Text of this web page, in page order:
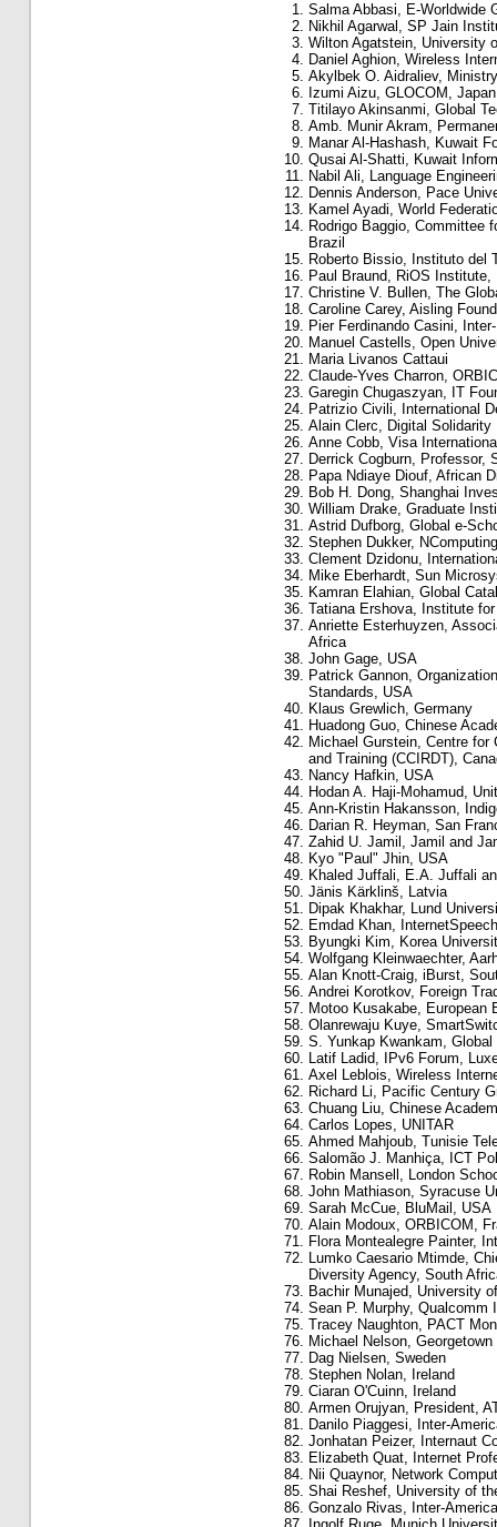
Salma Abbasi, E-Worldwide
Nikhil Agarwal, SP Jain
Wilton Agatstein, University
Daniel Aghion, Wireless
Akylbek O. Aidraliev,
Izumi Aizu, GLOCOM, Japan
Titilayo Akinsanmi, Global
Amb. Munir Akram,
Manar Al-Hashash, Kuwait
Qusai Al-Shatti, Kuwait
Nabil Ali, Language
Dennis Anderson, Pace
Kamel Ayadi, World
Rodrigo Baggio, Committee
Brazil
Roberto Bissio, Instituto del
Paul Braund, RiOS Institute,
Christine V. Bullen, The
Caroline Carey, Aisling
Pier Ferdinando Casini,
Manuel Castells, Open
Maria Livanos Cattaui
Claude-Yves Charron,
Garegin Chugaszyan, IT
Patrizio Civili, International
Alain Clerc, Digital Solidarity
Anne Cobb, Visa
Derrick Cogburn, Professor,
Papa Ndiaye Diouf, African
Bob H. Dong, Shanghai
William Drake, Graduate
Astrid Dufborg, Global e-
Stephen Dukker,
Clement Dzidonu,
Mike Eberhardt, Sun
Kamran Elahian, Global
Tatiana Ershova, Institute
Anriette Esterhuyzen,
Africa
John Gage, USA
Patrick Gannon,
Standards, USA
Klaus Grewlich, Germany
Huadong Guo, Chinese
Michael Gurstein, Centre
and Training (CCIRDT),
Nancy Hafkin, USA
Hodan A. Haji-Mohamud,
Ann-Kristin Hakansson,
Darian R. Heyman, San
Zahid U. Jamil, Jamil and
Kyo "Paul" Jhin, USA
Khaled Juffali, E.A. Juffali
Jänis Kärklinš, Latvia
Dipak Khakhar, Lund
Emdad Khan,
Byungki Kim, Korea
Wolfgang Kleinwaechter,
Alan Knott-Craig, iBurst,
Andrei Korotkov, Foreign
Motoo Kusakabe, European
Olanrewaju Kuye,
S. Yunkap Kwankam,
Latif Ladid, IPv6 Forum,
Axel Leblois, Wireless
Richard Li, Pacific Century
Chuang Liu, Chinese
Carlos Lopes, UNITAR
Ahmed Mahjoub, Tunisie
Salomão J. Manhiça, ICT
Robin Mansell, London
John Mathiason, Syracuse
Sarah McCue, BluMail, USA
Alain Modoux, ORBICOM,
Flora Montealegre Painter,
Lumko Caesario Mtimde,
Diversity Agency, South
Bachir Munajed, University
Sean P. Murphy, Qualcomm
Tracey Naughton, PACT
Michael Nelson,
Dag Nielsen, Sweden
Stephen Nolan, Ireland
Ciaran O'Cuinn, Ireland
Armen Orujyan, President,
Danilo Piaggesi, Inter-
Jonhatan Peizer, Internaut
Elizabeth Quat, Internet
Nii Quaynor, Network
Shai Reshef, University of
Gonzalo Rivas, Inter-